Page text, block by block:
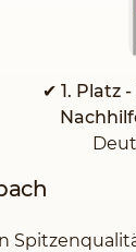
✔ 1. Platz